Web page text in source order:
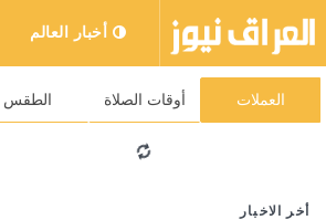
أخبار العالم
العملات أوقات الصلاة الطقس
أخر الاخبار